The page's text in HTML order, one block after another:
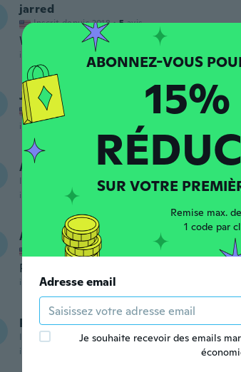
jarred
Inscrit depuis 2018 · 5 avis
Works fine. Helps alot.
il y a 3 ans
Jonathan
Inscrit depuis 2019
il y a 3 ans
Adrian
Inscrit depuis 2018 · 13 avis · 3 chargements
il y a 4 ans
Armando
Inscrit depuis 2018 157 chargements
Perfect
il y a 4 ans
Paul
Inscrit depuis 2018 · 4 avis
il y a 4 ans
15%
SUR VOTRE
Remise max.
1 code par
Adresse email
Je souhaite recevoir des emails